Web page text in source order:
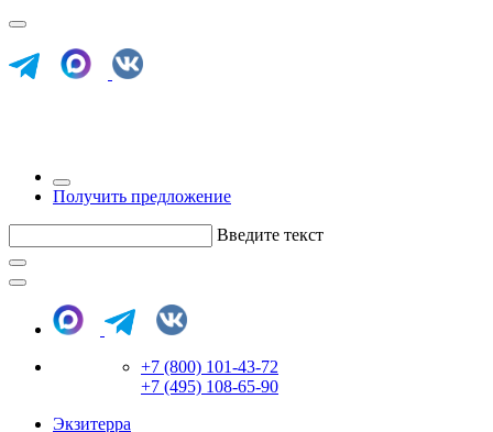
Получить предложение
Введите текст
+7 (800) 101-43-72
+7 (495) 108-65-90
Экзитерра